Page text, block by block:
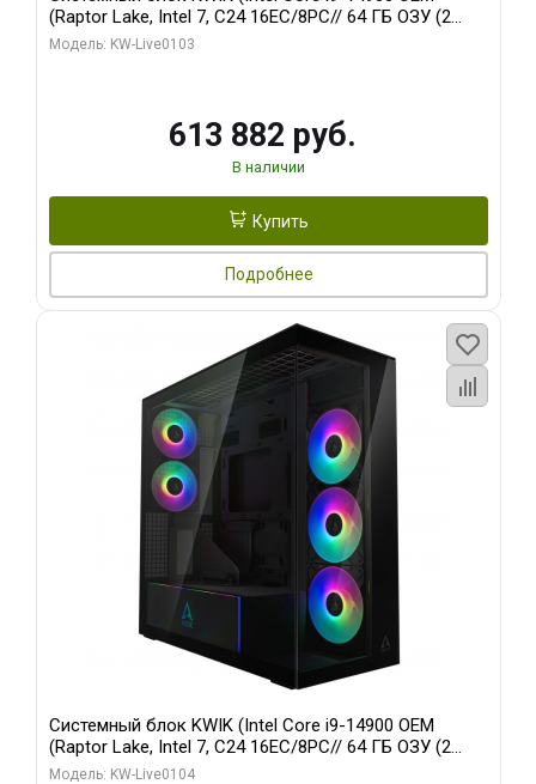
(Raptor Lake, Intel 7, C24 16EC/8PC// 64 ГБ ОЗУ (2
модуля)/ Afox RTX4090 24GB GDDR6X 384-Bit 3xDP
Модель: KW-Live0103
613 882 руб.
В наличии
Купить
Подробнее
Системный блок KWIK (Intel Core i9-14900 OEM
(Raptor Lake, Intel 7, C24 16EC/8PC// 64 ГБ ОЗУ (2
модуля)/ Afox RTX4090 24GB GDDR6X 384-Bit 3xDP
Модель: KW-Live0104